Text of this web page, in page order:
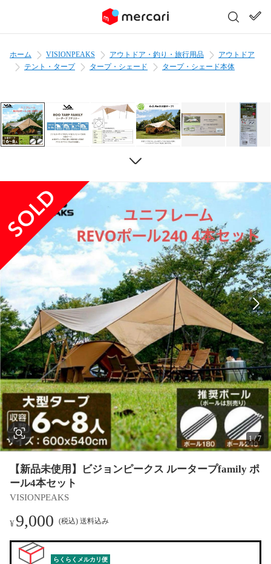
ホーム VISIONPEAKS アウトドア・釣り・旅行用品
アウトドア
テント・タープ
タープ・シェード タープ・シェード本体
1/7
【新品未使用】ビジョンピークス ルータープfamily ポ
ール4本セット
VISIONPEAKS
¥9,000 (税込) 送料込み
らくらくメルカリ便